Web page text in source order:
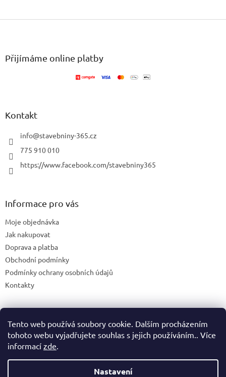
Tento web používá soubory cookie. Dalším procházením
tohoto webu vyjadřujete souhlas s jejich používáním.. Více
informací zde.
Nastavení
Z
Přijímáme online platby
Kontakt
info@stavebniny-365.cz
775 910 010
https://www.facebook.com/stavebniny365
Informace pro vás
Moje objednávka
Jak nakupovat
Doprava a platba
Obchodní podmínky
Podmínky ochrany osobních údajů
Kontakty
Blog
Vytvořil Shoptet